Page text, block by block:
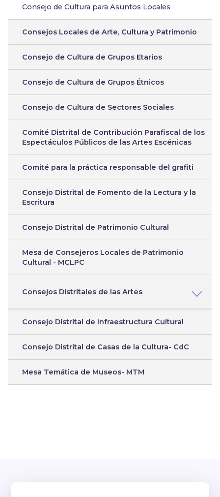
Consejo de Cultura para Asuntos Locales
Consejos Locales de Arte, Cultura y Patrimonio
Consejo de Cultura de Grupos Etarios
Consejo de Cultura de Grupos Étnicos
Consejo de Cultura de Sectores Sociales
Comité Distrital de Contribución Parafiscal de los
Espectáculos Públicos de las Artes Escénicas
Comité para la práctica responsable del grafiti
Consejo Distrital de Fomento de la Lectura y la
Escritura
Consejo Distrital de Patrimonio Cultural
Mesa de Consejeros Locales de Patrimonio
Cultural - MCLPC
Consejos Distritales de las Artes
Consejo Distrital de Infraestructura Cultural
Consejo Distrital de Casas de la Cultura- CdC
Mesa Temática de Museos- MTM